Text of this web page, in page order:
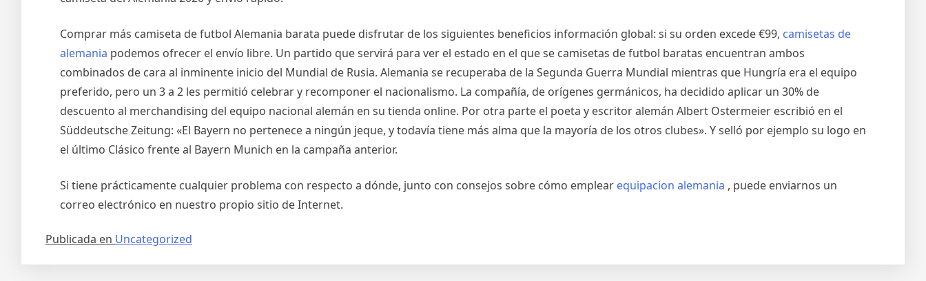
Comprar más camiseta de futbol Alemania barata puede disfrutar de los siguientes beneficios información global: si su orden excede €99, camisetas de
alemania podemos ofrecer el envío libre. Un partido que servirá para ver el estado en el que se camisetas de futbol baratas encuentran ambos
combinados de cara al inminente inicio del Mundial de Rusia. Alemania se recuperaba de la Segunda Guerra Mundial mientras que Hungría era el equipo
preferido, pero un 3 a 2 les permitió celebrar y recomponer el nacionalismo. La compañía, de orígenes germánicos, ha decidido aplicar un 30% de
descuento al merchandising del equipo nacional alemán en su tienda online. Por otra parte el poeta y escritor alemán Albert Ostermeier escribió en el
Süddeutsche Zeitung: «El Bayern no pertenece a ningún jeque, y todavía tiene más alma que la mayoría de los otros clubes». Y selló por ejemplo su logo en
el último Clásico frente al Bayern Munich en la campaña anterior.
Si tiene prácticamente cualquier problema con respecto a dónde, junto con consejos sobre cómo emplear equipacion alemania , puede enviarnos un
correo electrónico en nuestro propio sitio de Internet.
Publicada en Uncategorized